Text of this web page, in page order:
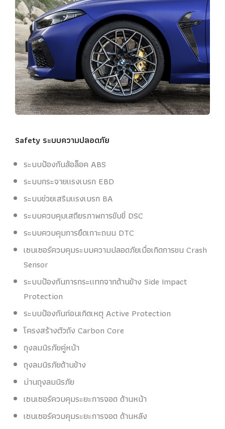
Safety ระบบความปลอดภัย
ระบบป้องกันล้อล็อค ABS
ระบบกระจายแรงเบรก EBD
ระบบช่วยเสริมแรงเบรก BA
ระบบควบคุมเสถียรภาพการขับขี่ DSC
ระบบควบคุมการยึดเกาะถนน DTC
เซนเซอร์ควบคุมระบบความปลอดภัยเมื่อเกิดการชน Crash
Sensor
ระบบป้องกันการกระแทกจากด้านข้าง Side Impact
Protection
ระบบป้องกันก่อนเกิดเหตุ Active Protection
โครงสร้างตัวถัง Carbon Core
ถุงลมนิรภัยคู่หน้า
ถุงลมนิรภัยด้านข้าง
ม่านถุงลมนิรภัย
เซนเซอร์ควบคุมระยะการจอด ด้านหน้า
เซนเซอร์ควบคุมระยะการจอด ด้านหลัง